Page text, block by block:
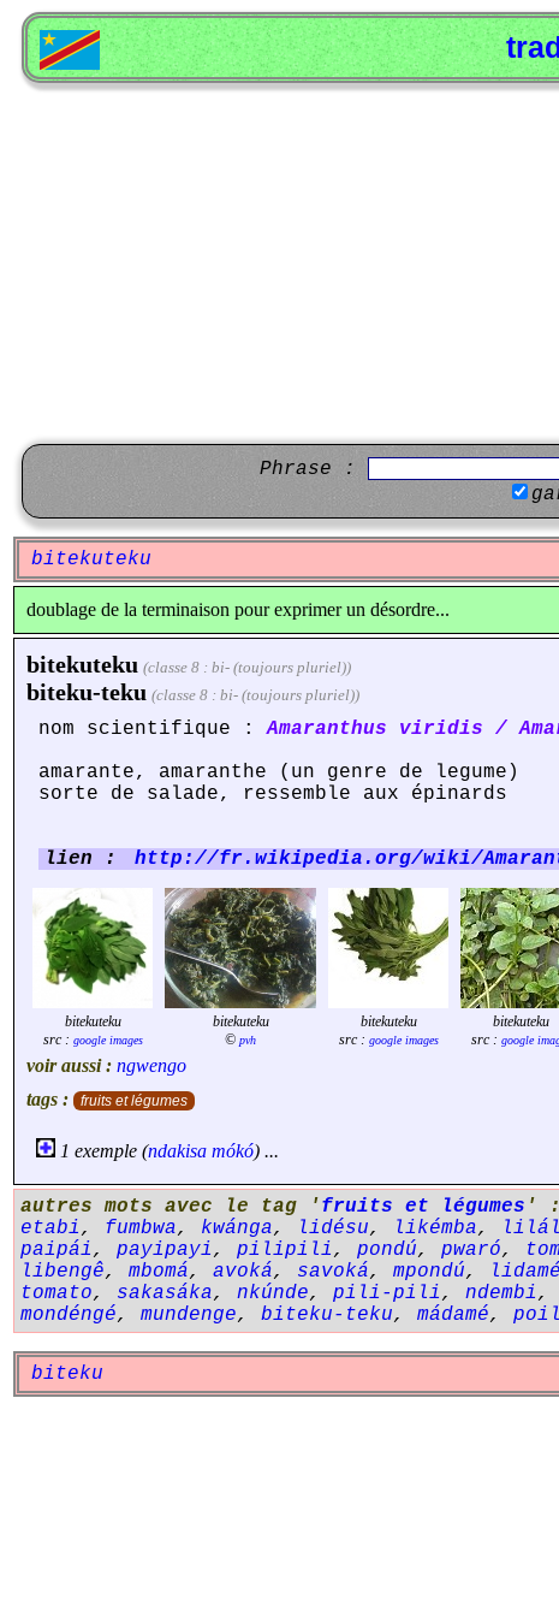
Phrase :
bitekuteku
doublage de la terminaison pour exprimer un désordre...
bitekuteku (classe 8 : bi- (toujours pluriel))
biteku-teku (classe 8 : bi- (toujours pluriel))
nom scientifique :Amaranthus viridis /
amarante, amaranthe (un genre de legume)
sorte de salade, ressemble aux épinards
lien : http://fr.wikipedia.org/wiki/
bitekuteku
src : google images
bitekuteku
© pvh
bitekuteku
src : google images
bitekuteku
src : google
voir aussi : ngwengo
tags :
fruits et légumes
1 exemple (ndakisa mókó) ...
autres mots avec le tag ' fruits et légumes '
etabi, fumbwa, kwánga, lidésu, likémba,
paipái, payipayi, pilipili, pondú, pwaró,
libengê, mbomá, avoká, savoká, mpondú, lidamé
tomato, sakasáka, nkúnde, pili-pili, ndembi,
mondéngé, mundenge, biteku-teku, mádamé,
biteku